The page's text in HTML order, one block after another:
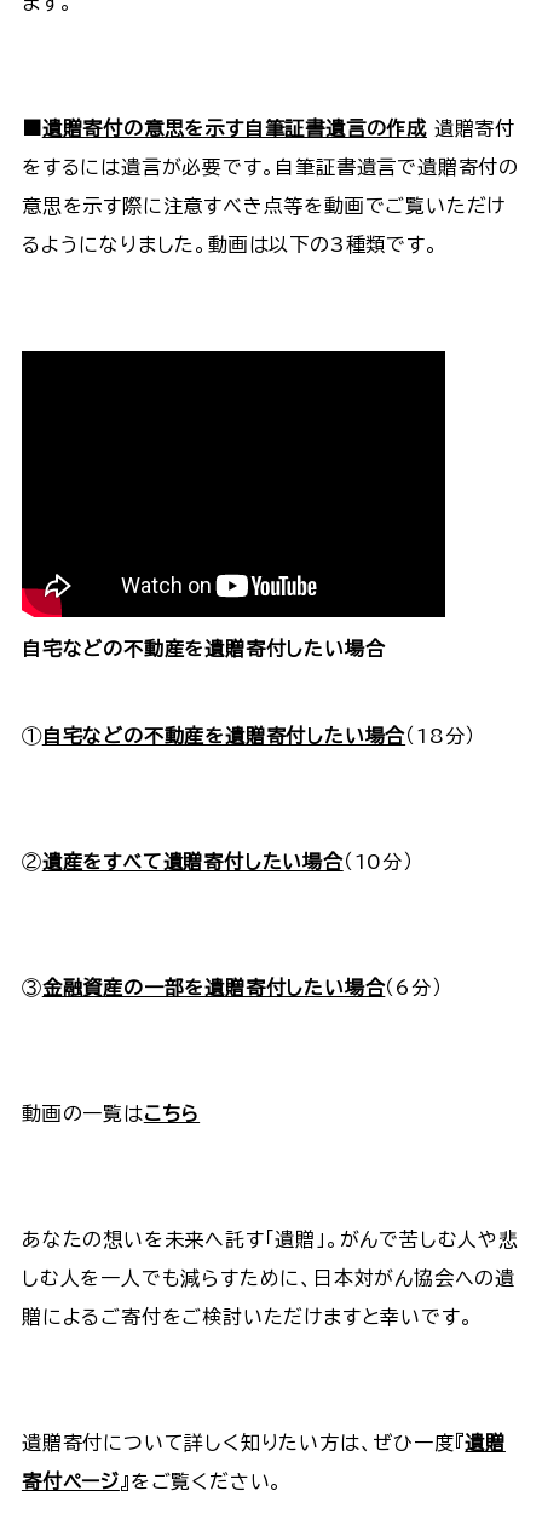
遺贈寄付の意思を示す自筆証書遺言の作成遺贈寄付
をするには遺言が必要です。自筆証書遺言で遺贈寄付の
意思を示す際に注意すべき点等を動画でご覧いただけ
るようになりました。動画は以下の3種類です。
自宅などの不動産を遺贈寄付したい場合
①自宅などの不動産を遺贈寄付したい場合（18分）
②遺産をすべて遺贈寄付したい場合（10分）
③金融資産の一部を遺贈寄付したい場合（6分）
動画の一覧はこちら
あなたの想いを未来へ託す「遺贈」。がんで苦しむ人や悲
しむ人を一人でも減らすために、日本対がん協会への遺
贈によるご寄付をご検討いただけますと幸いです。
遺贈寄付について詳しく知りたい方は、ぜひ一度『遺贈
寄付ページ』をご覧ください。